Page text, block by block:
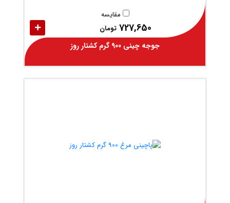
مقایسه
727,650 تومان
جوجه چینی 900 گرم کشتار روز